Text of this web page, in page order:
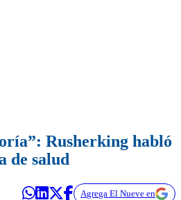
Rusherking habló
de salud
Agrega El Nueve en